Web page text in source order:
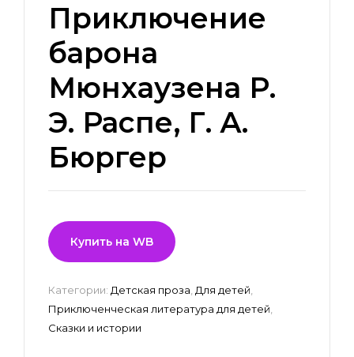
Приключение
барона
Мюнхаузена Р.
Э. Распе, Г. А.
Бюргер
Купить на WB
Категории: Детская проза Для детей
Приключенческая литература для детей
Сказки и истории